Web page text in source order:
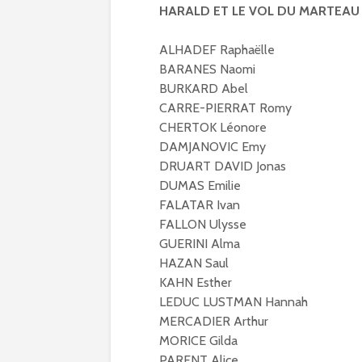
HARALD ET LE VOL DU MARTEAU
ALHADEF Raphaëlle
BARANES Naomi
BURKARD Abel
CARRE-PIERRAT Romy
CHERTOK Léonore
DAMJANOVIC Emy
DRUART DAVID Jonas
DUMAS Emilie
FALATAR Ivan
FALLON Ulysse
GUERINI Alma
HAZAN Saul
KAHN Esther
LEDUC LUSTMAN Hannah
MERCADIER Arthur
MORICE Gilda